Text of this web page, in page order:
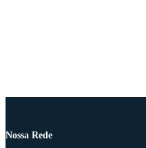
Nossa Rede